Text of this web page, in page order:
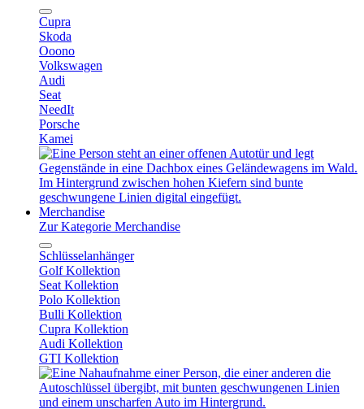
Cupra
Skoda
Ooono
Volkswagen
Audi
Seat
NeedIt
Porsche
Kamei
Merchandise
Zur Kategorie Merchandise
Schlüsselanhänger
Golf Kollektion
Seat Kollektion
Polo Kollektion
Bulli Kollektion
Cupra Kollektion
Audi Kollektion
GTI Kollektion